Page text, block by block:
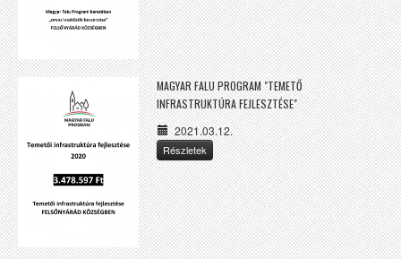
MAGYAR FALU PROGRAM "TEMETŐ
INFRASTRUKTÚRA FEJLESZTÉSE"
2021.03.12.
Részletek